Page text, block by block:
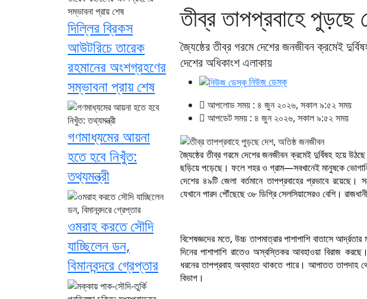
তীব্র তাপপ্রবাহে
জ্যৈষ্ঠের তীব্র গরমে দেশের জনজীবন ক্রমেই
দেশের অধিকাংশ এলাকায়
নিউজ ডেস্ক
আপলোড সময় : ৪ জুন ২০২৬, সকাল ৯:৫২ সময়
আপডেট সময় : ৪ জুন ২০২৬, সকাল ৯:৫২ সময়
জ্যৈষ্ঠের তীব্র গরমে দেশের জনজীবন ক্রমেই দুর্বিষহ হয়ে
ছড়িয়ে পড়েছে। ফলে শহর ও গ্রাম—সবখানেই মানুষকে
দেশের ৪৯টি জেলা বর্তমানে তাপপ্রবাহের প্রভাবে রয়েছে।
যেখানে পারদ পৌঁছেছে ৩৮ ডিগ্রি সেলসিয়াসেরও বেশি।
বিশেষজ্ঞদের মতে, উচ্চ তাপমাত্রার পাশাপাশি বাতাসে
দিনের পাশাপাশি রাতেও অস্বস্তিকর আবহাওয়া বিরাজ
ধরনের তাপপ্রবাহ অব্যাহত থাকতে পারে। আপাতত তাপদাহ
বিভাগ।
দিল্লির ব্রিকস
আউটরিচে তারেক
রহমানের অংশগ্রহণের
সম্ভাবনা প্রায় শেষ
গণমাধ্যমের আয়না
হতে হবে নিখুঁত:
তথ্যমন্ত্রী
ওমরাহ করতে সৌদি
যাচ্ছিলেন ডন,
বিমানবন্দরে গ্রেপ্তার